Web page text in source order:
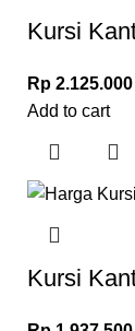
Kursi
Rp 2.125.000
Add to cart
Kursi